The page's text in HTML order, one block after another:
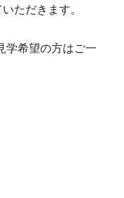
ただきます。
学希望の方はご一